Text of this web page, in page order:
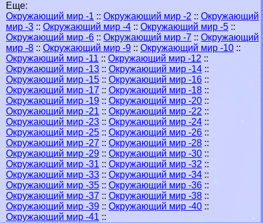
Еще:
Окружающий мир -1 :: Окружающий мир -2 :: Окружающий
мир -3 :: Окружающий мир -4 :: Окружающий мир -5 ::
Окружающий мир -6 :: Окружающий мир -7 :: Окружающий
мир -8 :: Окружающий мир -9 :: Окружающий мир -10 ::
Окружающий мир -11 :: Окружающий мир -12 ::
Окружающий мир -13 :: Окружающий мир -14 ::
Окружающий мир -15 :: Окружающий мир -16 ::
Окружающий мир -17 :: Окружающий мир -18 ::
Окружающий мир -19 :: Окружающий мир -20 ::
Окружающий мир -21 :: Окружающий мир -22 ::
Окружающий мир -23 :: Окружающий мир -24 ::
Окружающий мир -25 :: Окружающий мир -26 ::
Окружающий мир -27 :: Окружающий мир -28 ::
Окружающий мир -29 :: Окружающий мир -30 ::
Окружающий мир -31 :: Окружающий мир -32 ::
Окружающий мир -33 :: Окружающий мир -34 ::
Окружающий мир -35 :: Окружающий мир -36 ::
Окружающий мир -37 :: Окружающий мир -38 ::
Окружающий мир -39 :: Окружающий мир -40 ::
Окружающий мир -41 ::